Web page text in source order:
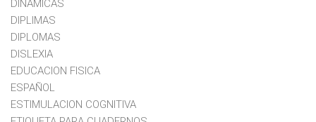
DINAMICAS
DIPLIMAS
DIPLOMAS
DISLEXIA
EDUCACION FISICA
ESPAÑOL
ESTIMULACION COGNITIVA